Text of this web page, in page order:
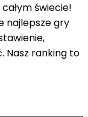
świecie!
najlepsze gry
Nasz ranking to